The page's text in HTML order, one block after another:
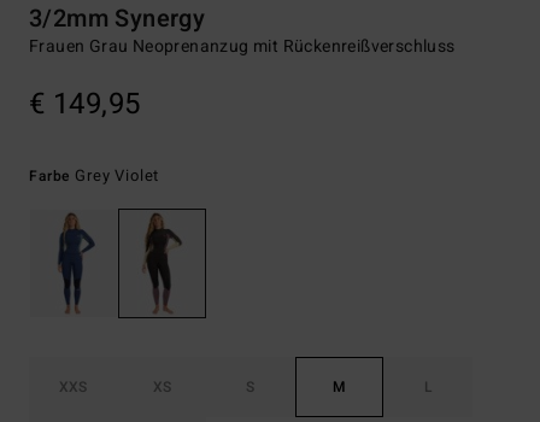
3/2mm Synergy
Frauen Grau Neoprenanzug mit Rückenreißverschluss
€ 149,95
Farbe Grey Violet
XXS XS S M L